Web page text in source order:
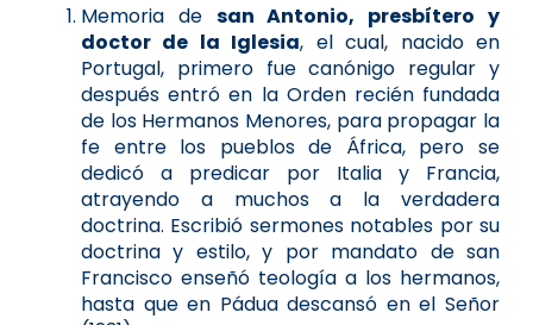
Memoria de san Antonio, presbítero y
doctor de la Iglesia, el cual, nacido en
Portugal, primero fue canónigo regular y
después entró en la Orden recién fundada
de los Hermanos Menores, para propagar la
fe entre los pueblos de África, pero se
dedicó a predicar por Italia y Francia,
atrayendo a muchos a la verdadera
doctrina. Escribió sermones notables por su
doctrina y estilo, y por mandato de san
Francisco enseñó teología a los hermanos,
hasta que en Pádua descansó en el Señor